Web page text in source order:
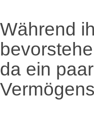
Während
da ein